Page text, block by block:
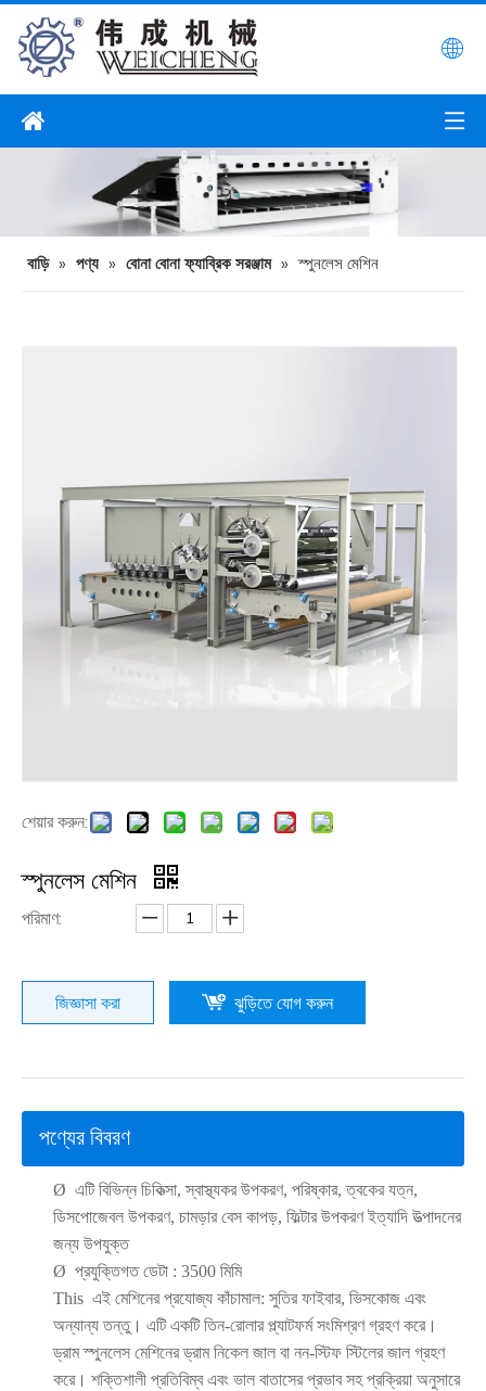
বাড়ি » পণ্য » বোনা বোনা ফ্যাব্রিক সরঞ্জাম » স্পুনলেস মেশিন
শেয়ার করুন:
স্পুনলেস মেশিন
পরিমাণ:
জিজ্ঞাসা করা ঝুড়িতে যোগ করুন
পণ্যের বিবরণ
Ø এটি বিভিন্ন চিকিত্সা, স্বাস্থ্যকর উপকরণ, পরিষ্কার, ত্বকের যত্ন,
ডিসপোজেবল উপকরণ, চামড়ার বেস কাপড়, ফিল্টার উপকরণ ইত্যাদি উত্পাদনের
জন্য উপযুক্ত
Ø প্রযুক্তিগত ডেটা : 3500 মিমি
This এই মেশিনের প্রযোজ্য কাঁচামাল: সুতির ফাইবার, ভিসকোজ এবং
অন্যান্য তন্তু। এটি একটি তিন-রোলার প্ল্যাটফর্ম সংমিশ্রণ গ্রহণ করে।
ড্রাম স্পুনলেস মেশিনের ড্রাম নিকেল জাল বা নন-স্টিফ স্টিলের জাল গ্রহণ
করে। শক্তিশালী প্রতিবিম্ব এবং ভাল বাতাসের প্রভাব সহ প্রক্রিয়া অনুসারে